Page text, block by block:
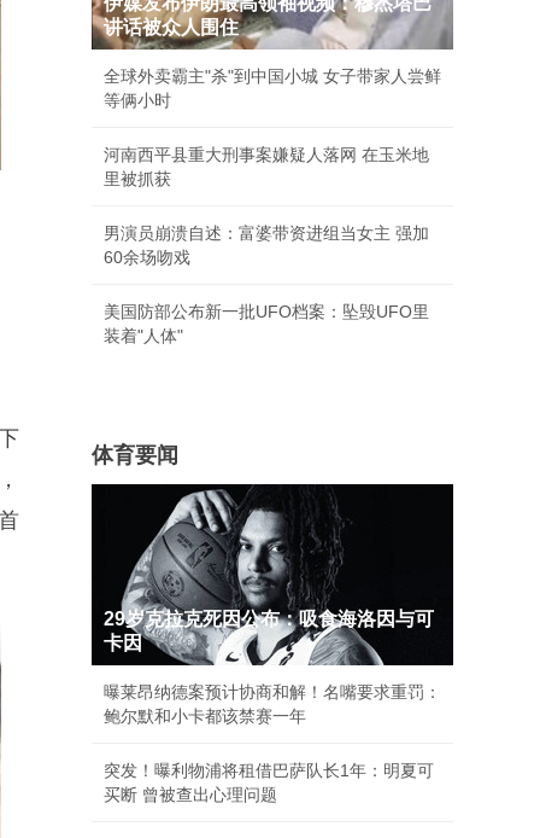
讲话被众人围住
全球外卖霸主"杀"到中国小城 女子带家人尝鲜
等俩小时
河南西平县重大刑事案嫌疑人落网 在玉米地
里被抓获
男演员崩溃自述：富婆带资进组当女主 强加
60余场吻戏
美国防部公布新一批UFO档案：坠毁UFO里
装着"人体"
体育要闻
29岁克拉克死因公布：吸食海洛因与可
卡因
曝莱昂纳德案预计协商和解！名嘴要求重罚：
鲍尔默和小卡都该禁赛一年
突发！曝利物浦将租借巴萨队长1年：明夏可
买断 曾被查出心理问题